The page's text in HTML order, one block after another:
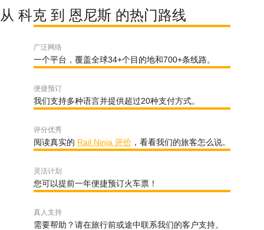
从 科克 到 恩尼斯 的热门路线
广泛网络
一个平台，覆盖全球34+个目的地和700+条线路。
便捷预订
我们支持多种语言并提供超过20种支付方式。
评分优秀
阅读真实的 Rail Ninja 评价 ，看看我们的旅客怎么说。
灵活计划
您可以提前一年便捷预订火车票！
真人支持
需要帮助？请在旅行前或途中联系我们的客户支持。